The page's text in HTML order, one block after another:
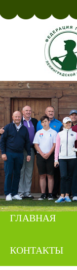
ГЛАВНАЯ
КОНТАКТЫ